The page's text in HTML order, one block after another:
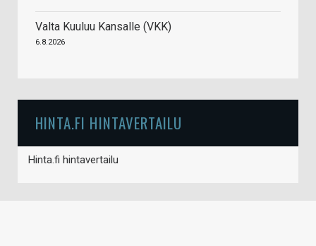
Valta Kuuluu Kansalle (VKK)
6.8.2026
HINTA.FI HINTAVERTAILU
Hinta.fi hintavertailu